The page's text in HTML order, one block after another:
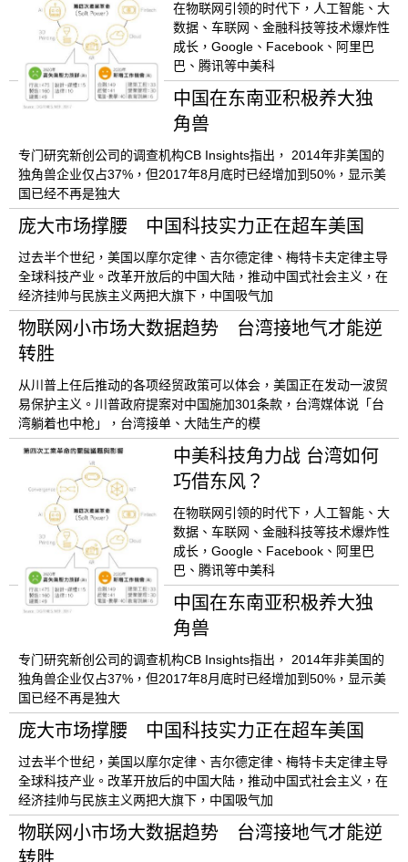
在物联网引领的时代下，人工智能、大
数据、车联网、金融科技等技术爆炸性
成长，Google、Facebook、阿里巴
巴、腾讯等中美科
中国在东南亚积极养大独
角兽
专门研究新创公司的调查机构CB Insights指出， 2014年非美国的
独角兽企业仅占37%，但2017年8月底时已经增加到50%，显示美
国已经不再是独大
庞大市场撑腰 中国科技实力正在超车美国
过去半个世纪，美国以摩尔定律、吉尔德定律、梅特卡夫定律主导
全球科技产业。改革开放后的中国大陆，推动中国式社会主义，在
经济挂帅与民族主义两把大旗下，中国吸气加
物联网小市场大数据趋势 台湾接地气才能逆
转胜
从川普上任后推动的各项经贸政策可以体会，美国正在发动一波贸
易保护主义。川普政府提案对中国施加301条款，台湾媒体说「台
湾躺着也中枪」，台湾接单、大陆生产的模
中美科技角力战 台湾如何
巧借东风？
在物联网引领的时代下，人工智能、大
数据、车联网、金融科技等技术爆炸性
成长，Google、Facebook、阿里巴
巴、腾讯等中美科
中国在东南亚积极养大独
角兽
专门研究新创公司的调查机构CB Insights指出， 2014年非美国的
独角兽企业仅占37%，但2017年8月底时已经增加到50%，显示美
国已经不再是独大
庞大市场撑腰 中国科技实力正在超车美国
过去半个世纪，美国以摩尔定律、吉尔德定律、梅特卡夫定律主导
全球科技产业。改革开放后的中国大陆，推动中国式社会主义，在
经济挂帅与民族主义两把大旗下，中国吸气加
物联网小市场大数据趋势 台湾接地气才能逆